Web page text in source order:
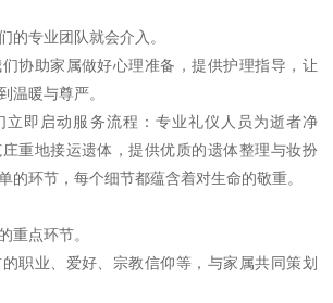
的专业团队就会介入。
协助家属做好心理准备，提供护理指导，让
温暖与尊严。
立即启动服务流程：专业礼仪人员为逝者净
重地接运遗体，提供优质的遗体整理与妆扮
环节，每个细节都蕴含着对生命的敬重。
重点环节。
职业、爱好、宗教信仰等，与家属共同策划